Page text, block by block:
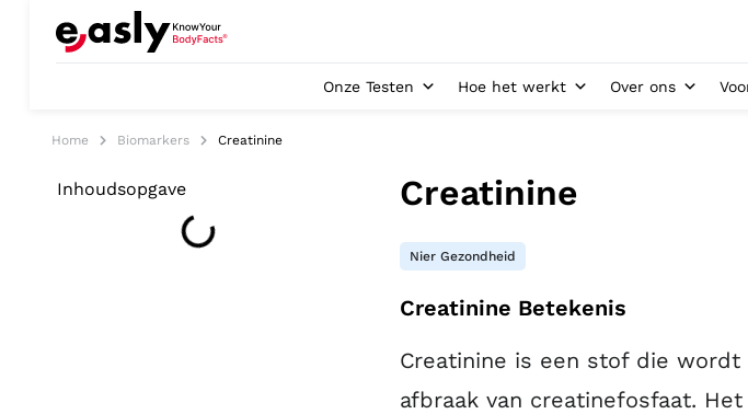
Onze Testen Hoe het werkt Over ons
Home Biomarkers Creatinine
Inhoudsopgave Creatinine
Nier Gezondheid
Creatinine Betekenis
Creatinine is een stof die
afbraak van creatinefosfaat.